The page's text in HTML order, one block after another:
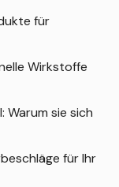
für
Wirkstoffe
Warum sie sich
für Ihr